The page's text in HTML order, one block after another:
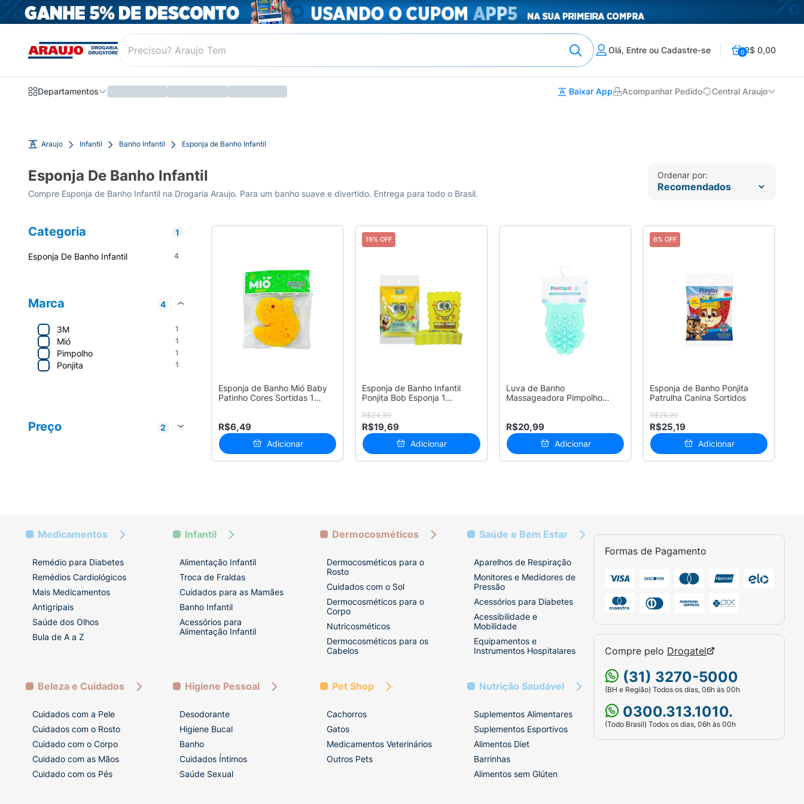
Olá, Entre ou Cadastre-se 0R$ 0,00
Departamentos Baixar App Acompanhar Pedido Central Araujo
Araujo Infantil Banho Infantil Esponja de Banho Infantil
Esponja De Banho Infantil
Compre Esponja de Banho Infantil na Drogaria Araujo. Para um banho suave e divertido. Entrega para todo o Brasil.
Ordenar por:
Categoria 1
Esponja De Banho Infantil 4
Marca 4
3M 1
Mió 1
Pimpolho 1
Ponjita 1
1
Preço
2
Esponja de Banho Mió Baby
Patinho Cores Sortidas 1
R$6,49
Adicionar
19% OFF
Esponja de Banho Infantil
Ponjita Bob Esponja 1
R$24,39
R$19,69
Adicionar
Luva de Banho
Massageadora Pimpolho
R$20,99
Adicionar
6% OFF
Esponja de Banho Ponjita
Patrulha Canina Sortidos
R$26,99
R$25,19
Adicionar
Medicamentos
Remédio para Diabetes
Remédios Cardiológicos
Mais Medicamentos
Antigripais
Saúde dos Olhos
Bula de A a Z
Infantil
Alimentação Infantil
Troca de Fraldas
Cuidados para as Mamães
Banho Infantil
Acessórios para
Alimentação Infantil
Dermocosméticos
Dermocosméticos para o
Rosto
Cuidados com o Sol
Dermocosméticos para o
Corpo
Nutricosméticos
Dermocosméticos para os
Cabelos
Saúde e Bem Estar
Aparelhos de Respiração
Monitores e Medidores de
Pressão
Acessórios para Diabetes
Acessibilidade e
Mobilidade
Equipamentos e
Instrumentos Hospitalares
Beleza e Cuidados
Cuidados com a Pele
Cuidados com o Rosto
Cuidado com o Corpo
Cuidado com as Mãos
Cuidado com os Pés
Higiene Pessoal
Desodorante
Higiene Bucal
Banho
Cuidados Íntimos
Saúde Sexual
Pet Shop
Cachorros
Gatos
Medicamentos Veterinários
Outros Pets
Nutrição Saudável
Suplementos Alimentares
Suplementos Esportivos
Alimentos Diet
Barrinhas
Alimentos sem Glúten
Formas de Pagamento
Compre pelo Drogatel
(31) 3270-5000
(BH e Região) Todos os dias, 06h às 00h
0300.313.1010.
(Todo Brasil) Todos os dias, 06h às 00h